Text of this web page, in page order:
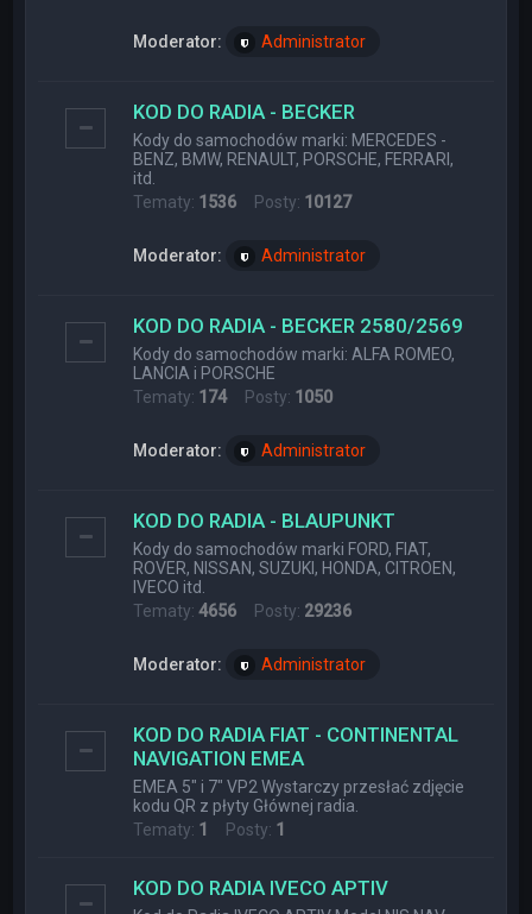
Moderator: Administrator
KOD DO RADIA - BECKER
Kody do samochodów marki: MERCEDES -
BENZ, BMW, RENAULT, PORSCHE, FERRARI,
itd.
Tematy: 1536 Posty: 10127
Moderator: Administrator
KOD DO RADIA - BECKER 2580/2569
Kody do samochodów marki: ALFA ROMEO,
LANCIA i PORSCHE
Tematy: 174Posty: 1050
Moderator: Administrator
KOD DO RADIA - BLAUPUNKT
Kody do samochodów marki FORD, FIAT,
ROVER, NISSAN, SUZUKI, HONDA, CITROEN,
IVECO itd.
Tematy:4656 Posty: 29236
Moderator: Administrator
KOD DO RADIA FIAT - CONTINENTAL
NAVIGATION EMEA
EMEA 5" i 7" VP2 Wystarczy przesłać zdjęcie
kodu QR z płyty Głównej radia.
Tematy: 1 Posty: 1
KOD DO RADIA IVECO APTIV